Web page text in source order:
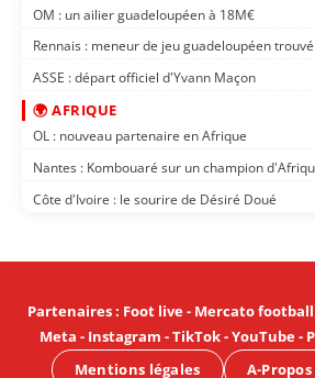
OM : un ailier guadeloupéen à 18M€
Rennais : meneur de jeu guadeloupéen trouvé
ASSE : départ officiel d'Yvann Maçon
🌍 AFRIQUE
OL : nouveau partenaire en Afrique
Nantes : Kombouaré sur un champion
Côte d'Ivoire : le sourire de Désiré Doué
Partenaires: Foot live- Mercato football
Meta - Instagram -TikTok-YouTube-
Mentions légales
A-Propos